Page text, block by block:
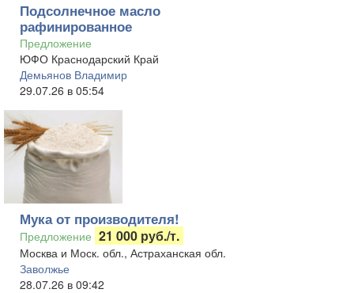
Подсолнечное масло
рафинированное
Предложение
ЮФО Краснодарский Край
Демьянов Владимир
29.07.26 в 05:54
Мука от производителя!
Предложение 21 000 руб./т.
Москва и Моск. обл., Астраханская обл.
Заволжье
28.07.26 в 09:42